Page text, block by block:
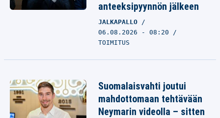
anteeksipyynnön jälkeen
JALKAPALLO
06.08.2026 - 08:20
TOIMITUS
Suomalaisvahti joutui
mahdottomaan tehtävään
Neymarin videolla – sitten